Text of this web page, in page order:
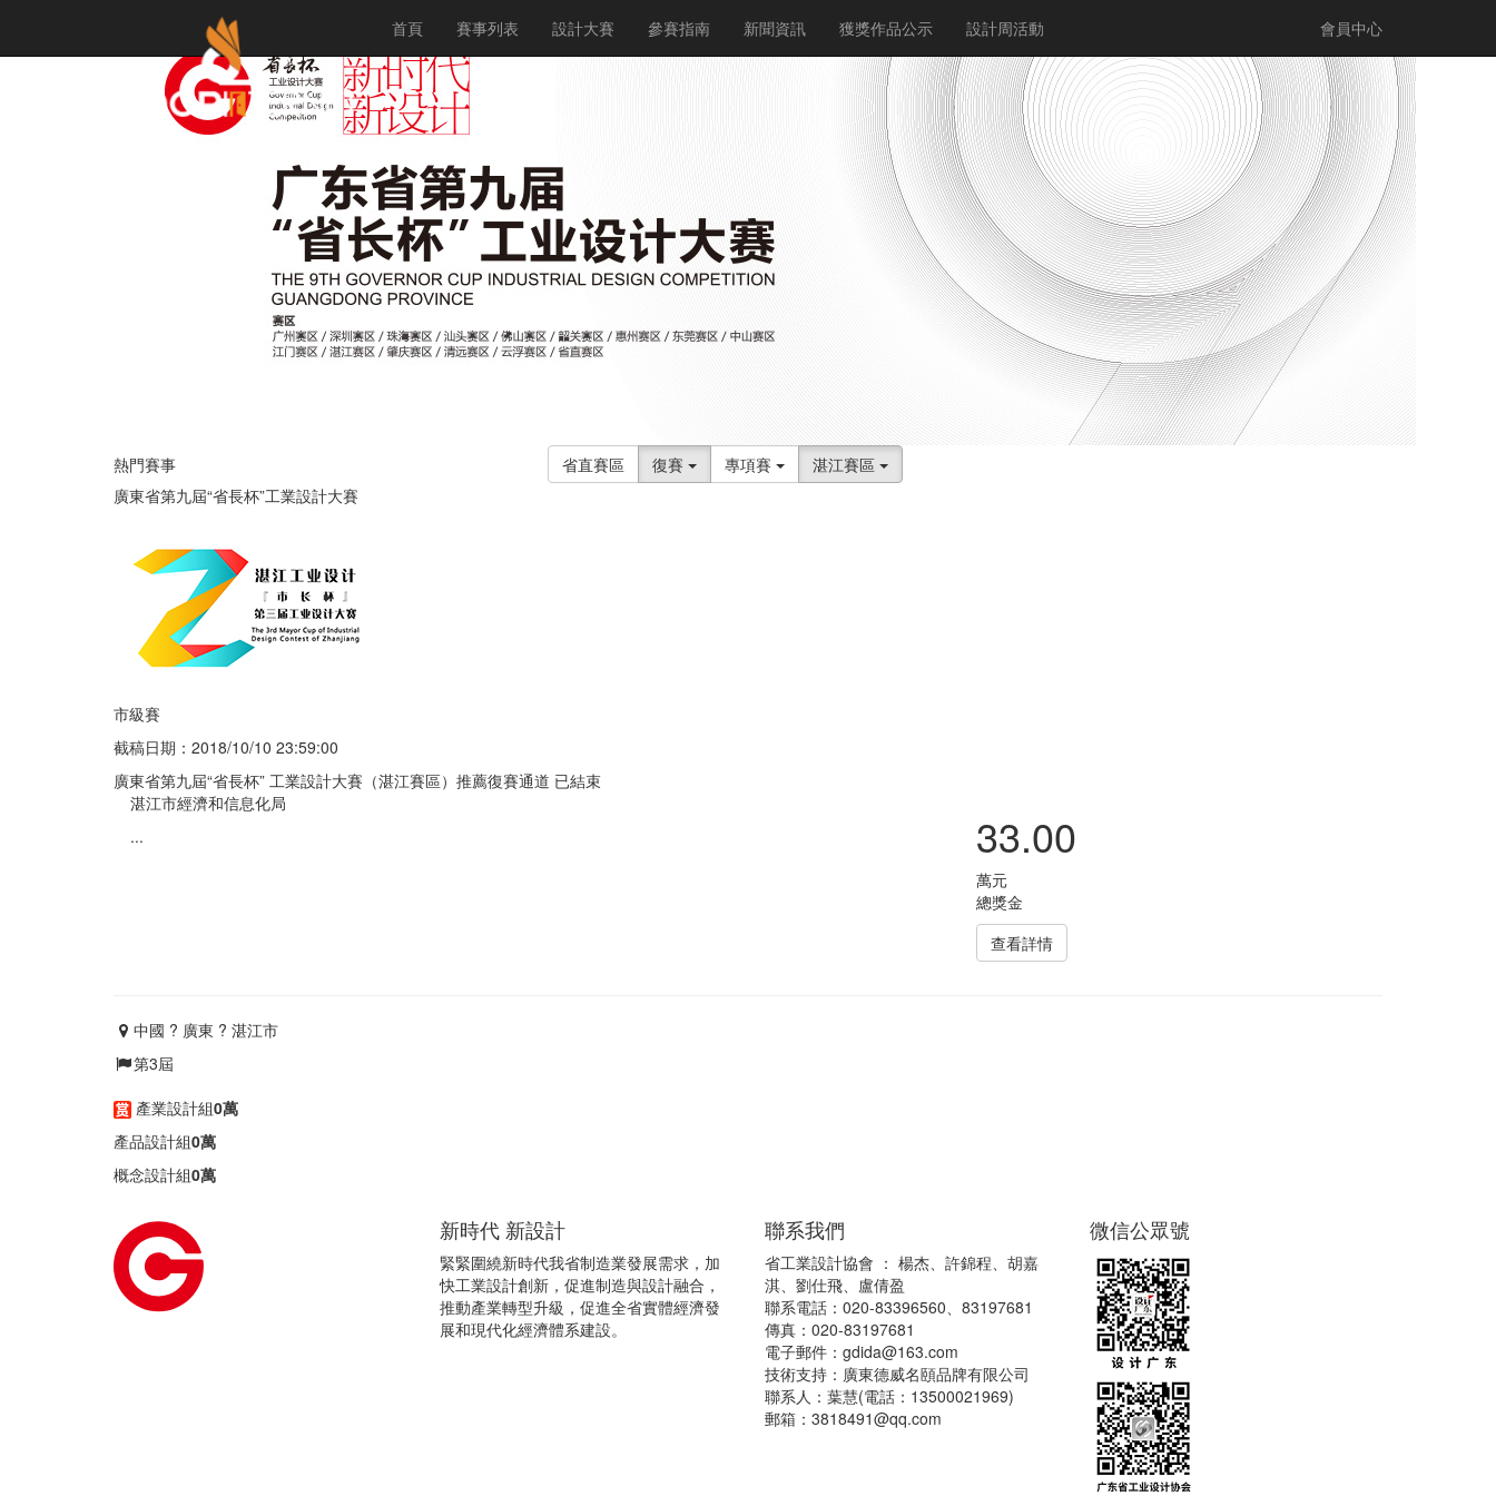
首頁 賽事列表 設計大賽 參賽指南 新聞資訊 獲獎作品公示 設計周活動 會員中心
熱門賽事
廣東省第九屆“省長杯”工業設計大賽
省直賽區 復賽 專項賽 湛江賽區
市級賽
截稿日期：2018/10/10 23:59:00
廣東省第九屆“省長杯” 工業設計大賽（湛江賽區）推薦復賽通道 已結束
湛江市經濟和信息化局
...
33.00
萬元
總獎金
查看詳情
中國 ? 廣東 ? 湛江市
第3屆
產業設計組0萬
產品設計組0萬
概念設計組0萬
新時代 新設計
緊緊圍繞新時代我省制造業發展需求，加
快工業設計創新，促進制造與設計融合，
推動產業轉型升級，促進全省實體經濟發
展和現代化經濟體系建設。
聯系我們
省工業設計協會 ： 楊杰、許錦程、胡嘉
淇、劉仕飛、盧倩盈
聯系電話：020-83396560、83197681
傳真：020-83197681
電子郵件： gdida@163.com
技術支持：廣東德威名頤品牌有限公司
聯系人：葉慧(電話：13500021969)
郵箱：3818491@qq.com
微信公眾號